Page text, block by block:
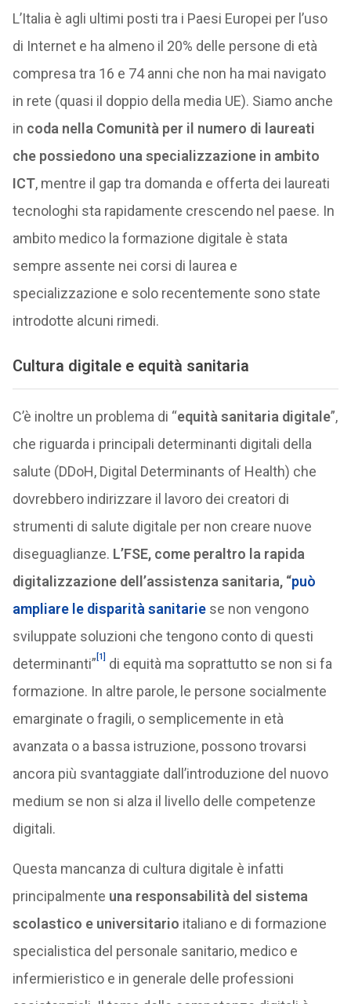
L’Italia è agli ultimi posti tra i Paesi Europei per l’uso
di Internet e ha almeno il 20% delle persone di età
compresa tra 16 e 74 anni che non ha mai navigato
in rete (quasi il doppio della media UE). Siamo anche
in coda nella Comunità per il numero di laureati
che possiedono una specializzazione in ambito
ICT, mentre il gap tra domanda e offerta dei laureati
tecnologhi sta rapidamente crescendo nel paese. In
ambito medico la formazione digitale è stata
sempre assente nei corsi di laurea e
specializzazione e solo recentemente sono state
introdotte alcuni rimedi.
Cultura digitale e equità sanitaria
C’è inoltre un problema di “equità sanitaria digitale”,
che riguarda i principali determinanti digitali della
salute (DDoH, Digital Determinants of Health) che
dovrebbero indirizzare il lavoro dei creatori di
strumenti di salute digitale per non creare nuove
diseguaglianze. L’FSE, come peraltro la rapida
digitalizzazione dell’assistenza sanitaria, “può
ampliare le disparità sanitariese non vengono
sviluppate soluzioni che tengono conto di questi
determinanti” [1]
di equità ma soprattutto se non si fa
formazione. In altre parole, le persone socialmente
emarginate o fragili, o semplicemente in età
avanzata o a bassa istruzione, possono trovarsi
ancora più svantaggiate dall’introduzione del nuovo
medium se non si alza il livello delle competenze
digitali.
Questa mancanza di cultura digitale è infatti
principalmente una responsabilità del sistema
scolastico e universitario italiano e di formazione
specialistica del personale sanitario, medico e
infermieristico e in generale delle professioni